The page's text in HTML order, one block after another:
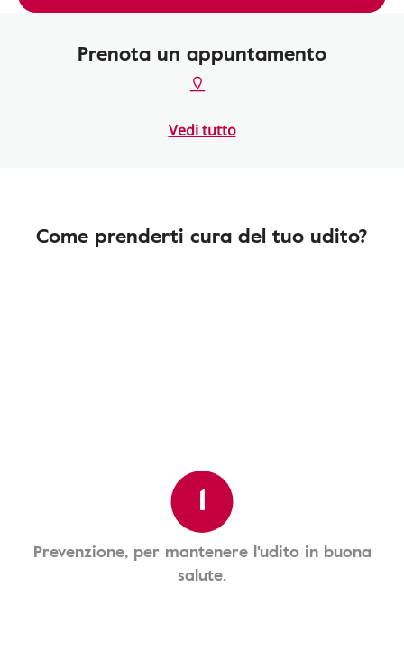
Prenota un appuntamento
Vedi tutto
Come prenderti cura del tuo udito?
1
Prevenzione, per mantenere l'udito in buona
salute.